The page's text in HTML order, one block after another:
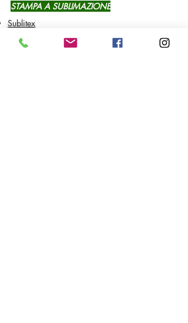
STAMPA A SUBLIMAZIONE
Sublitex
VINILE